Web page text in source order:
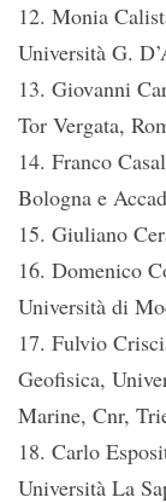
12. Monia
Università G.
13. Giovanni
Tor Vergata,
14. Franco
Bologna e
15. Giuliano
16. Domenico
Università di
17. Fulvio
Geofisica,
Marine, Cnr,
18. Carlo
Università La